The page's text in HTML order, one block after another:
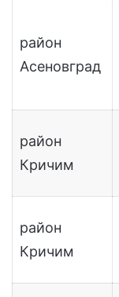
район
Асеновград
район
Кричим
район
Кричим